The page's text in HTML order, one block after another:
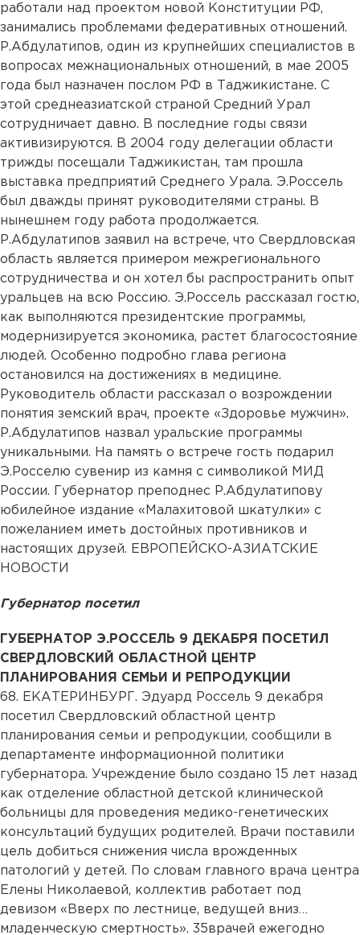
работали над проектом новой Конституции РФ,
занимались проблемами федеративных отношений.
Р.Абдулатипов, один из крупнейших специалистов в
вопросах межнациональных отношений, в мае 2005
года был назначен послом РФ в Таджикистане. С
этой среднеазиатской страной Средний Урал
сотрудничает давно. В последние годы связи
активизируются. В 2004 году делегации области
трижды посещали Таджикистан, там прошла
выставка предприятий Среднего Урала. Э.Россель
был дважды принят руководителями страны. В
нынешнем году работа продолжается.
Р.Абдулатипов заявил на встрече, что Свердловская
область является примером межрегионального
сотрудничества и он хотел бы распространить опыт
уральцев на всю Россию. Э.Россель рассказал гостю,
как выполняются президентские программы,
модернизируется экономика, растет благосостояние
людей. Особенно подробно глава региона
остановился на достижениях в медицине.
Руководитель области рассказал о возрождении
понятия земский врач, проекте «Здоровье мужчин».
Р.Абдулатипов назвал уральские программы
уникальными. На память о встрече гость подарил
Э.Росселю сувенир из камня с символикой МИД
России. Губернатор преподнес Р.Абдулатипову
юбилейное издание «Малахитовой шкатулки» с
пожеланием иметь достойных противников и
настоящих друзей. ЕВРОПЕЙСКО-АЗИАТСКИЕ
НОВОСТИ
Губернатор посетил
ГУБЕРНАТОР Э.РОССЕЛЬ 9 ДЕКАБРЯ ПОСЕТИЛ
СВЕРДЛОВСКИЙ ОБЛАСТНОЙ ЦЕНТР
ПЛАНИРОВАНИЯ СЕМЬИ И РЕПРОДУКЦИИ
68. ЕКАТЕРИНБУРГ. Эдуард Россель 9 декабря
посетил Свердловский областной центр
планирования семьи и репродукции, сообщили в
департаменте информационной политики
губернатора. Учреждение было создано 15 лет назад
как отделение областной детской клинической
больницы для проведения медико-генетических
консультаций будущих родителей. Врачи поставили
цель добиться снижения числа врожденных
патологий у детей. По словам главного врача центра
Елены Николаевой, коллектив работает под
девизом «Вверх по лестнице, ведущей вниз…
младенческую смертность». 35врачей ежегодно